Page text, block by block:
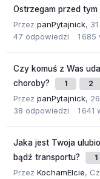
Ostrzegam przed
Przez panPytajnick,
47 odpowiedzi 1 685
Czy komuś z Was
choroby?
1 2
Przez panPytajnick,
38 odpowiedzi 1 641
Jaka jest Twoja
bądź transportu?
1
Przez KochamElcie,